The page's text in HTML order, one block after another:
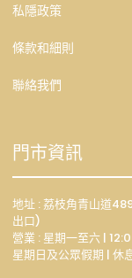
私隱政策
條款和細則
聯絡我們
門市資訊
地址 : 荔枝角青山道
出口)
營業 : 星期一至六 |
星期日及公眾假期 | 休